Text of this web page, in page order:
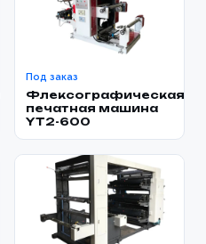
Под заказ
Флексографическая
печатная машина
YT2-600